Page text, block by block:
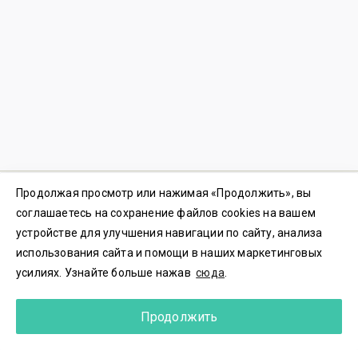
© 2023-2026 ООО «3Д ПЛАТФОРМА» ИНН 7702437500
Пользовательское соглашение |Политика конфиденциальности
Политика куки-файлов|Согласие на обработку
РезидентСколково | Номер регистрации2023614699
Зарегистрировано в Реестре российского ПО.
Продолжая просмотр или нажимая «Продолжить», вы
соглашаетесь на сохранение файлов cookies на вашем
устройстве для улучшения навигации по сайту, анализа
использования сайта и помощи в наших маркетинговых
усилиях. Узнайте больше нажавсюда
Продолжить